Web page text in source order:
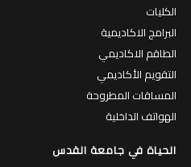
الكليات
البرامج الاكاديمية
الطاقم الاكاديمي
التقويم الأكاديمي
المساقات المطروحة
الهواتف الداخلية
الحياة في جامعة القدس